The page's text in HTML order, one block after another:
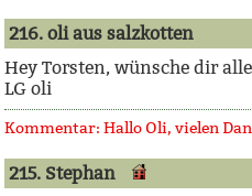
216. oli aus salzkotten
Hey Torsten, wünsche dir
LG oli
Kommentar: Hallo Oli, vielen
215. Stephan